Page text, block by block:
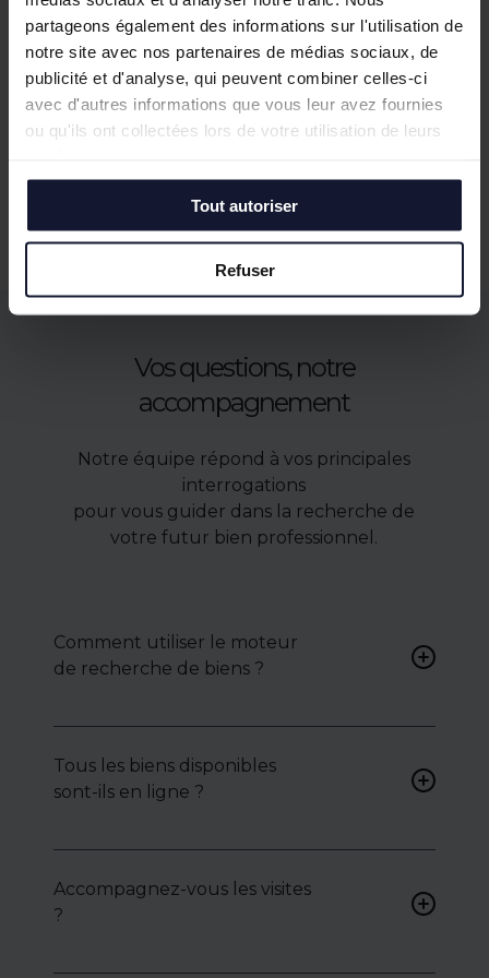
partageons également des informations sur l'utilisation de
notre site avec nos partenaires de médias sociaux, de
publicité et d'analyse, qui peuvent combiner celles-ci
avec d'autres informations que vous leur avez fournies
ou qu'ils ont collectées lors de votre utilisation de leurs
Tout autoriser
Refuser
Vente
150 m²
En savoir plus
Vos questions, notre
accompagnement
Notre équipe répond à vos principales
interrogations
pour vous guider dans la recherche de
votre futur bien professionnel.
Comment utiliser le moteur
de recherche de biens ?
pour accéder à une liste de
biens ciblés.
Tous les biens disponibles
sont-ils en ligne ?
toute confidentialité :
contactez-nous pour y
Accompagnez-vous les visites
?